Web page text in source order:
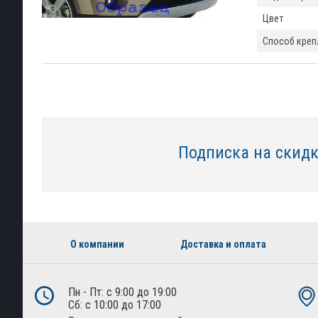
Цвет
Способ
Подписка на
О компании Доставка и оплата
Пн - Пт: с 9:00 до 19:00
Сб: с 10:00 до 17:00